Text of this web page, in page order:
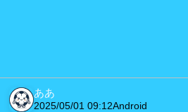
ああ
2025/05/01 09:12Android